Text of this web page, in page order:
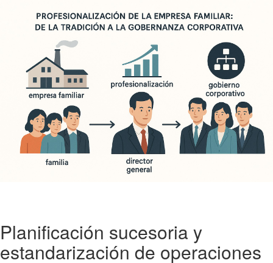
Planificación sucesoria y
estandarización de operaciones